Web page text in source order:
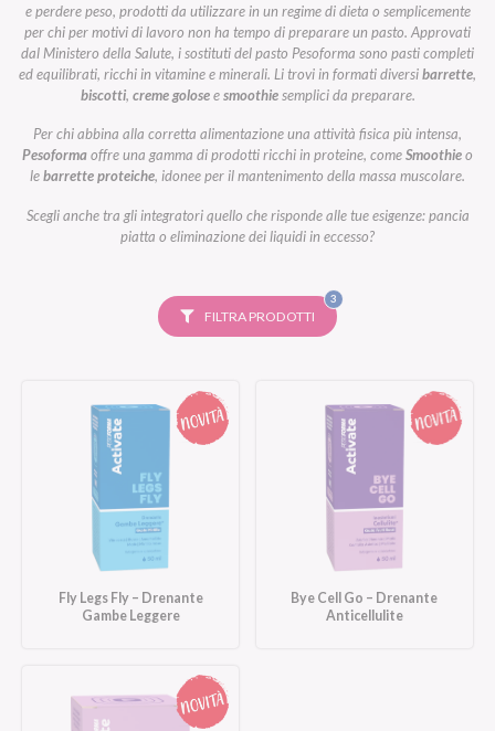
e perdere peso, prodotti da utilizzare in un regime di dieta o semplicemente
per chi per motivi di lavoro non ha tempo di preparare un pasto. Approvati
dal Ministero della Salute, i sostituti del pasto Pesoforma sono pasti completi
ed equilibrati, ricchi in vitamine e minerali. Li trovi in formati diversibarrette,
biscotti, creme goloseesmoothiesemplici da preparare.
Per chi abbina alla corretta alimentazione una attività fisica più intensa,
Pesoformaoffre una gamma di prodotti ricchi in proteine, comeSmoothieo
lebarrette proteiche, idonee per il mantenimento della massa muscolare.
Scegli anche tra gli integratori quello che risponde alle tue esigenze: pancia
piatta o eliminazione dei liquidi in eccesso?
FILTRA PRODOTTI
3FILTRI
SELEZIONATI
Fly Legs Fly – Drenante
Gambe Leggere
Bye Cell Go – Drenante
Anticellulite